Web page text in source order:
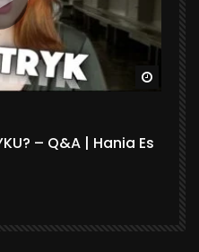
– Q&A | Hania Es